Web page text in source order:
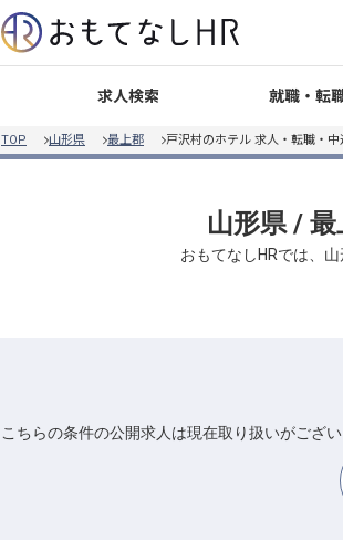
求人検索 就職・転
TOP 山形県 最上郡 戸沢村のホテル 求人・転職・
山形県 /
おもてなしHRでは、
こちらの条件の公開求人は現在取り扱いがござい